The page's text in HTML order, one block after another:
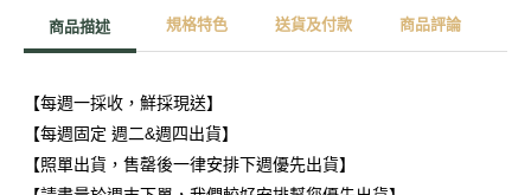
商品描述 規格特色 送貨及付款 商品評論
【每週一採收，鮮採現送】
【每週固定 週二&週四出貨】
【照單出貨，售罄後一律安排下週優先出貨】